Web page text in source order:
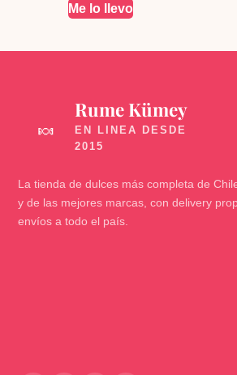
Me lo llevo
🍬
Rume Kümey
La tienda de dulces más completa de
y de las mejores marcas, con delivery
envíos a todo el país.